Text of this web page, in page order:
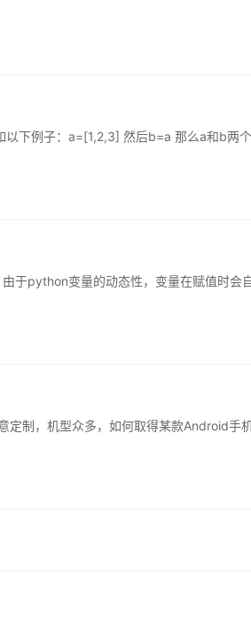
以下例子：a=[1,2,3] 然后b=a 那么a和b两个
于python变量的动态性，变量在赋值时会
制，机型众多，如何取得某款Android手